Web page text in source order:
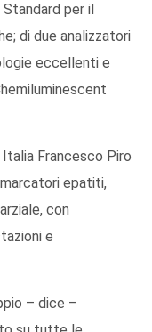
per il
di due analizzatori
eccellenti e
Francesco Piro
epatiti,
con
e
– dice –